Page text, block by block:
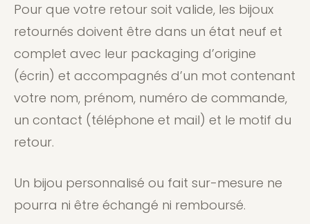
Pour que votre retour soit valide, les bijoux
retournés doivent être dans un état neuf et
complet avec leur packaging d’origine
(écrin) et accompagnés d’un mot contenant
votre nom, prénom, numéro de commande,
un contact (téléphone et mail) et le motif du
retour.
Un bijou personnalisé ou fait sur-mesure ne
pourra ni être échangé ni remboursé.